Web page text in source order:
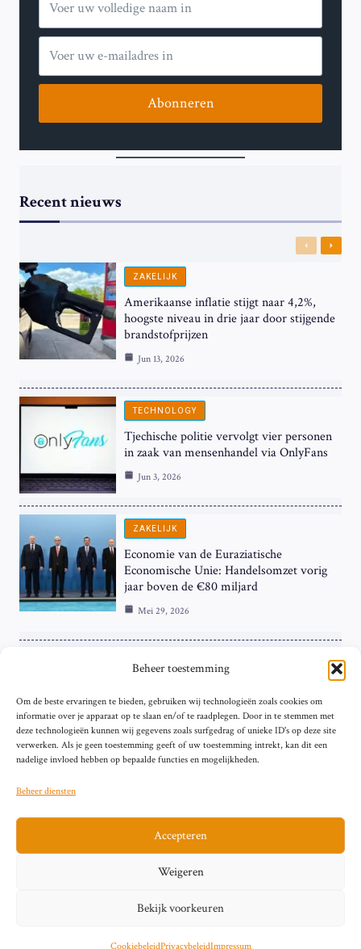
Beheer toestemming
Om de beste ervaringen te bieden, gebruiken wij technologieën zoals cookies om
informatie over je apparaat op te slaan en/of te raadplegen. Door in te stemmen met
deze technologieën kunnen wij gegevens zoals surfgedrag of unieke ID's op deze site
verwerken. Als je geen toestemming geeft of uw toestemming intrekt, kan dit een
nadelige invloed hebben op bepaalde functies en mogelijkheden.
Beheer diensten
Accepteren
Weigeren
Bekijk voorkeuren
CookiebeleidPrivacybeleidImpressum
PRESIDENT
VAN
VS
Abonneren
Recent nieuws
Previous
Next
ZAKELIJK
Amerikaanse inflatie stijgt naar 4,2%,
hoogste niveau in drie jaar door stijgende
brandstofprijzen
Jun 13, 2026
TECHNOLOGY
Tjechische politie vervolgt vier personen
in zaak van mensenhandel via OnlyFans
Jun 3, 2026
ZAKELIJK
Economie van de Euraziatische
Economische Unie: Handelsomzet vorig
jaar boven de €80 miljard
Mei 29, 2026
ZAKELIJK
Hardnekkige Inflatie bij de ‘Grote Vier’
van de Eurozone
Mei 29, 2026
Sitemap Contact Privacybeleid (EU)
Impressum
Cookiebeleid (EU)